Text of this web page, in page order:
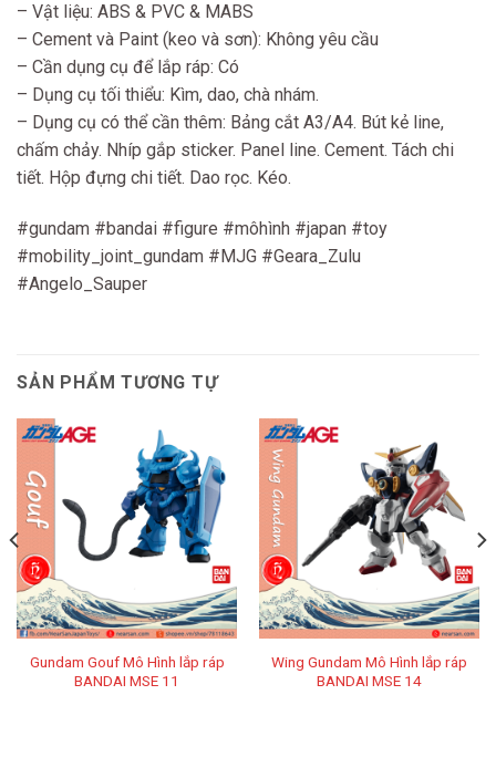
– Vật liệu: ABS & PVC & MABS
– Cement và Paint (keo và sơn): Không yêu cầu
– Cần dụng cụ để lắp ráp: Có
– Dụng cụ tối thiểu: Kìm, dao, chà nhám.
– Dụng cụ có thể cần thêm: Bảng cắt A3/A4. Bút kẻ line,
chấm chảy. Nhíp gắp sticker. Panel line. Cement. Tách chi
tiết. Hộp đựng chi tiết. Dao rọc. Kéo.
#gundam #bandai #figure #môhình #japan #toy
#mobility_joint_gundam #MJG #Geara_Zulu
#Angelo_Sauper
SẢN PHẨM TƯƠNG TỰ
Gundam Gouf Mô Hình lắp ráp
BANDAI MSE 11
Wing Gundam Mô Hình lắp ráp
BANDAI MSE 14